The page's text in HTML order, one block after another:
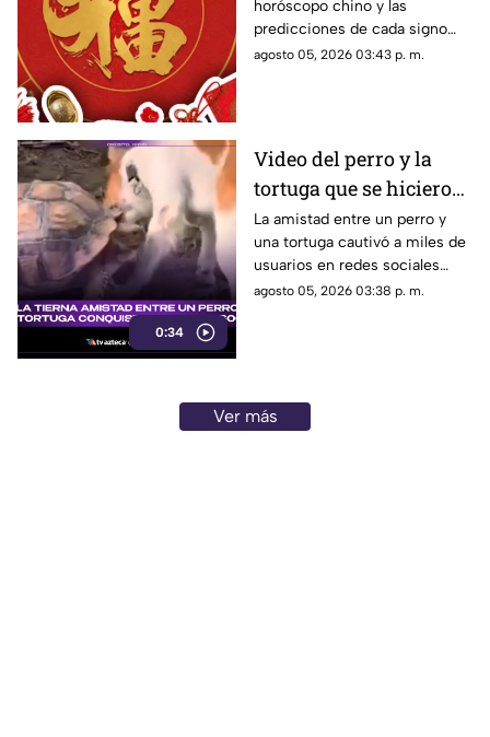
para cada signo del
zodiaco
horóscopo chino y las
predicciones de cada signo
para el día de hoy, miércoles 5
agosto 05, 2026 03:43 p. m.
0:34
Video del perro y la
tortuga que se hicieron
amigos conquista las
redes sociales por su
ternura
La amistad entre un perro y
una tortuga cautivó a miles de
usuarios en redes sociales
gracias a un tierno video viral.
agosto 05, 2026 03:38 p. m.
Ver más